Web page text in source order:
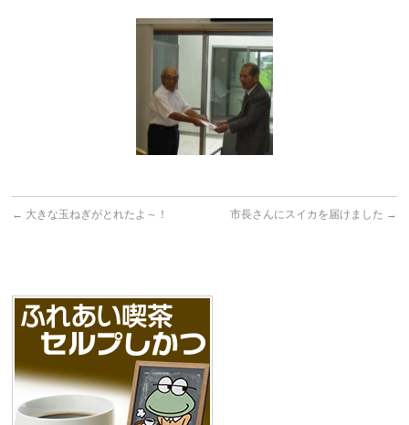
← 大きな玉ねぎがとれたよ～！ 市長さんにスイカを届けました →